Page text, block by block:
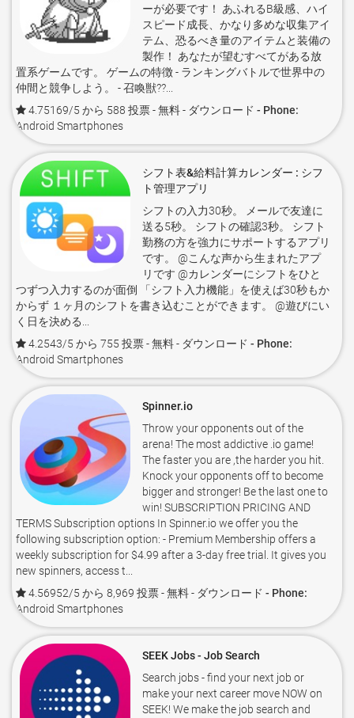
ーが必要です！ あふれるB級感、ハイ
スピード成長、かなり多めな収集アイ
テム、恐るべき量のアイテムと装備の
製作！ あなたが望むすべてがある放
置系ゲームです。 ゲームの特徴 - ランキングバトルで世界中の
仲間と競争しよう。 - 召喚獣??...
4.75169/5 から 588 投票- 無料 - ダウンロード - Phone:
Android Smartphones
シフト表&給料計算カレンダー : シフ
ト管理アプリ
シフトの入力30秒。 メールで友達に
送る5秒。 シフトの確認3秒。 シフト
勤務の方を強力にサポートするアプリ
です。 @こんな声から生まれたアプ
リです @カレンダーにシフトをひと
つずつ入力するのが面倒 「シフト入力機能」を使えば30秒もか
からず １ヶ月のシフトを書き込むことができます。 @遊びにい
く日を決める...
4.2543/5 から 755 投票- 無料 - ダウンロード - Phone:
Android Smartphones
Spinner.io
Throw your opponents out of the
arena! The most addictive .io game!
The faster you are ,the harder you hit.
Knock your opponents off to become
bigger and stronger! Be the last one to
win! SUBSCRIPTION PRICING AND
TERMS Subscription options In Spinner.io we offer you the
following subscription option: - Premium Membership offers a
weekly subscription for $4.99 after a 3-day free trial. It gives you
new spinners, access t...
4.56952/5 から 8,969 投票- 無料 - ダウンロード - Phone:
Android Smartphones
SEEK Jobs - Job Search
Search jobs - find your next job or
make your next career move NOW on
SEEK! We make the job search and